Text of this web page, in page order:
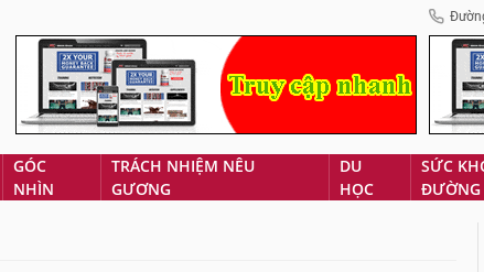
GÓC
NHÌN
TRÁCH NHIỆM NÊU
GƯƠNG
DU
HỌC
SỨC
ĐƯỜNG